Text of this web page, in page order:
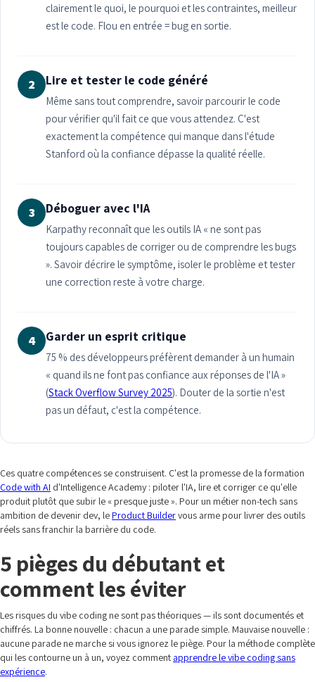
clairement le quoi, le pourquoi et les contraintes, meilleur
est le code. Flou en entrée = bug en sortie.
2 Lire et tester le code généré
Même sans tout comprendre, savoir parcourir le code
pour vérifier qu'il fait ce que vous attendez. C'est
exactement la compétence qui manque dans l'étude
Stanford où la confiance dépasse la qualité réelle.
3 Déboguer avec l'IA
Karpathy reconnaît que les outils IA « ne sont pas
toujours capables de corriger ou de comprendre les bugs
». Savoir décrire le symptôme, isoler le problème et tester
une correction reste à votre charge.
4 Garder un esprit critique
75 % des développeurs préfèrent demander à un humain
« quand ils ne font pas confiance aux réponses de l'IA »
(Stack Overflow Survey 2025). Douter de la sortie n'est
pas un défaut, c'est la compétence.
Ces quatre compétences se construisent. C'est la promesse de la formation
Code with AI d'Intelligence Academy : piloter l'IA, lire et corriger ce qu'elle
produit plutôt que subir le « presque juste ». Pour un métier non-tech sans
ambition de devenir dev, leProduct Buildervous arme pour livrer des outils
réels sans franchir la barrière du code.
5 pièges du débutant et
comment les éviter
Les risques du vibe coding ne sont pas théoriques — ils sont documentés et
chiffrés. La bonne nouvelle : chacun a une parade simple. Mauvaise nouvelle :
aucune parade ne marche si vous ignorez le piège. Pour la méthode complète
qui les contourne un à un, voyez comment apprendre le vibe coding sans
expérience.